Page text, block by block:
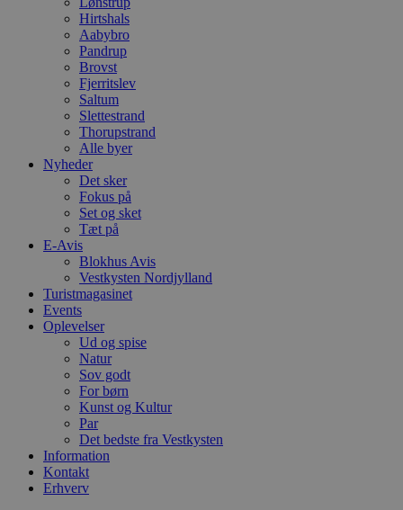
Hirtshals
Aabybro
Pandrup
Brovst
Fjerritslev
Saltum
Slettestrand
Thorupstrand
Alle byer
Nyheder
Det sker
Fokus på
Set og sket
Tæt på
E-Avis
Blokhus Avis
Vestkysten Nordjylland
Turistmagasinet
Events
Oplevelser
Ud og spise
Natur
Sov godt
For børn
Kunst og Kultur
Par
Det bedste fra Vestkysten
Information
Kontakt
Erhverv